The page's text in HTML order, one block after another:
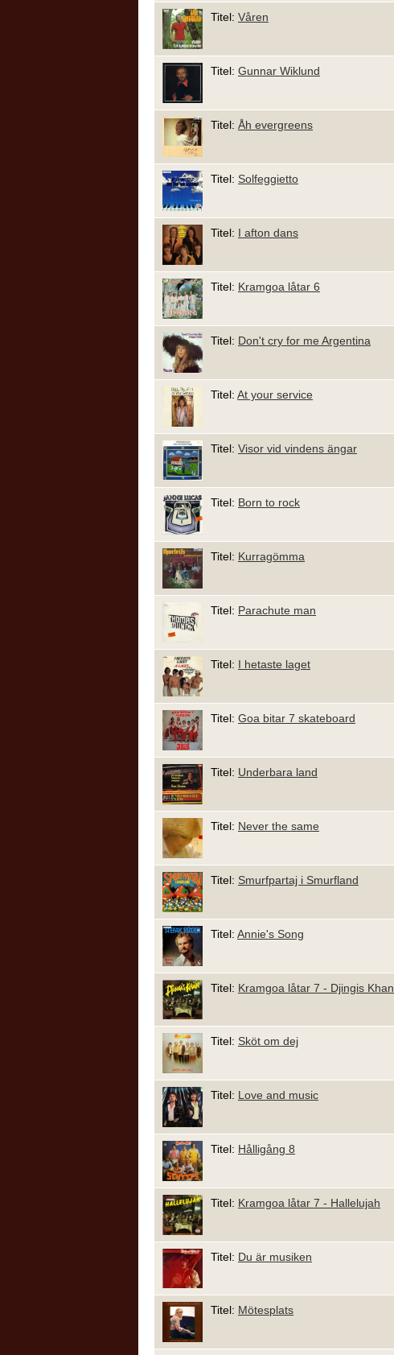
Titel: Våren
Titel: Gunnar Wiklund
Titel: Åh evergreens
Titel: Solfeggietto
Titel: I afton dans
Titel: Kramgoa låtar 6
Titel: Don't cry for me Argentina
Titel: At your service
Titel: Visor vid vindens ängar
Titel: Born to rock
Titel: Kurragömma
Titel: Parachute man
Titel: I hetaste laget
Titel: Goa bitar 7 skateboard
Titel: Underbara land
Titel: Never the same
Titel: Smurfpartaj i Smurfland
Titel: Annie's Song
Titel: Kramgoa låtar 7 - Djingis Khan
Titel: Sköt om dej
Titel: Love and music
Titel: Hålligång 8
Titel: Kramgoa låtar 7 - Hallelujah
Titel: Du är musiken
Titel: Mötesplats